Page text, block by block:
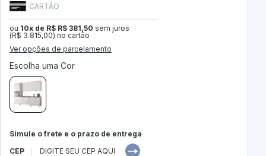
CARTÃO
ou 10x de R$ R$ 381,50 sem juros
(R$ 3.815,00) no cartão
Ver opções de parcelamento
Escolha uma Cor
Simule o frete e o prazo de entrega
CEP